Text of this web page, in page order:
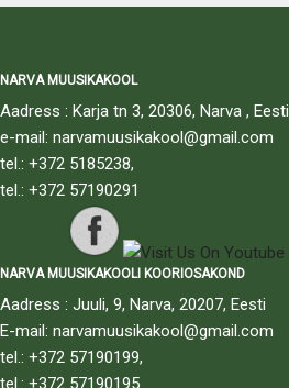
NARVA MUUSIKAKOOL
Aadress : Karja tn 3, 20306, Narva , Eesti
e-mail: narvamuusikakool@gmail.com
tel.: +372 5185238,
tel.: +372 57190291
NARVA MUUSIKAKOOLI KOORIOSAKOND
Aadress : Juuli, 9, Narva, 20207, Eesti
E-mail: narvamuusikakool@gmail.com
tel.: +372 57190199,
tel.: +372 57190195